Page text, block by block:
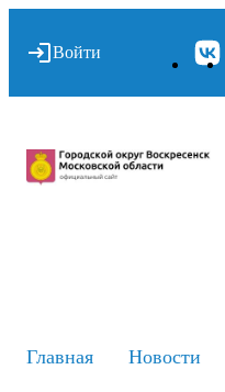
Войти
Главная Новости